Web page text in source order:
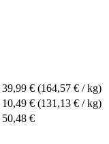
39,99 € (164,57 € / kg)
10,49 € (131,13 € / kg)
50,48 €